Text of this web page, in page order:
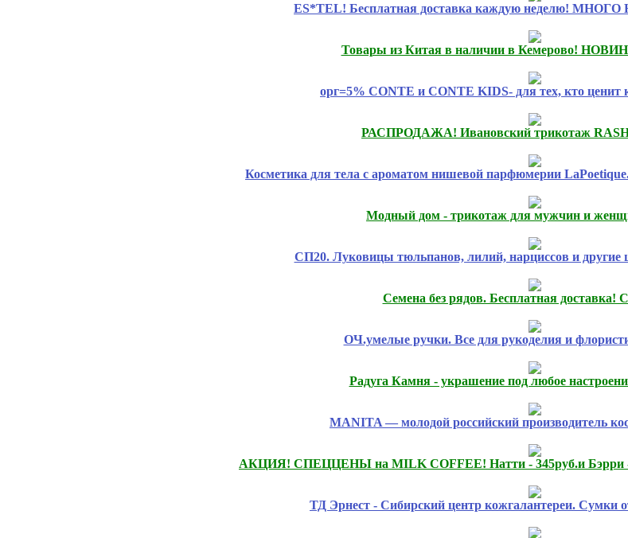
ES*TEL! Бесплатная доставка каждую неделю!
Товары из Китая в наличии в Кемерово!
орг=5% CONTE и CONTE KIDS- для тех, кто ценит
РАСПРОДАЖА! Ивановский трикотаж
Косметика для тела с ароматом нишевой парфюмерии
Модный дом - трикотаж для мужчин и
СП20. Луковицы тюльпанов, лилий, нарциссов и
Семена без рядов. Бесплатная доставка!
ОЧ.умелые ручки. Все для рукоделия и
Радуга Камня - украшение под любое
MANITA — молодой российский производитель
АКЦИЯ! СПЕЦЦЕНЫ на MILK COFFEE! Натти - 345руб.и Бэрри -
ТД Эрнест - Сибирский центр кожгалантереи. Сумки